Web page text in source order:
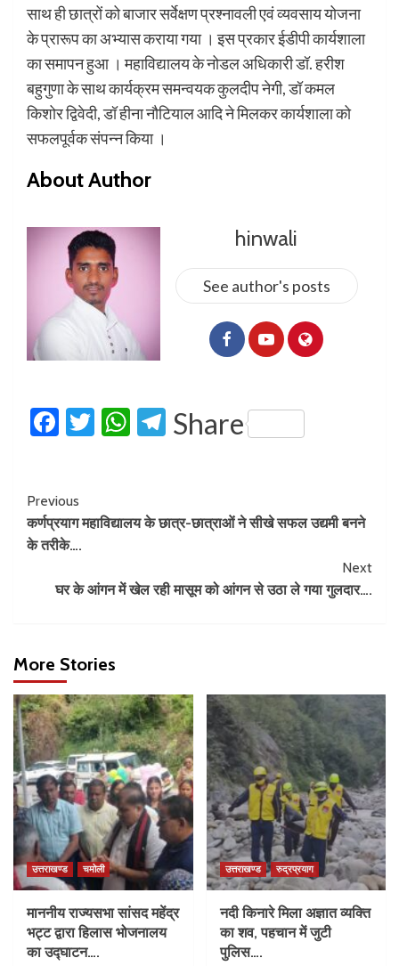
साथ ही छात्रों को बाजार सर्वेक्षण प्रश्नावली एवं व्यवसाय योजना
के प्रारूप का अभ्यास कराया गया । इस प्रकार ईडीपी कार्यशाला
का समापन हुआ । महाविद्यालय के नोडल अधिकारी डॉ. हरीश
बहुगुणा के साथ कार्यक्रम समन्वयक कुलदीप नेगी, डॉ कमल
किशोर द्विवेदी, डॉ हीना नौटियाल आदि ने मिलकर कार्यशाला को
सफलपूर्वक संपन्न किया ।
About Author
hinwali
See author's posts
Facebook
Twitter
WhatsApp
Telegram
Share
Previous
कर्णप्रयाग महाविद्यालय के छात्र-छात्राओं ने सीखे सफल उद्यमी बनने
के तरीके….
Next
घर के आंगन में खेल रही मासूम को आंगन से उठा ले गया गुलदार….
More Stories
उत्तराखण्ड चमोली
माननीय राज्यसभा सांसद महेंद्र
भट्ट द्वारा हिलास भोजनालय
का उद्घाटन….
उत्तराखण्ड रुद्रप्रयाग
नदी किनारे मिला अज्ञात व्यक्ति
का शव, पहचान में जुटी
पुलिस….